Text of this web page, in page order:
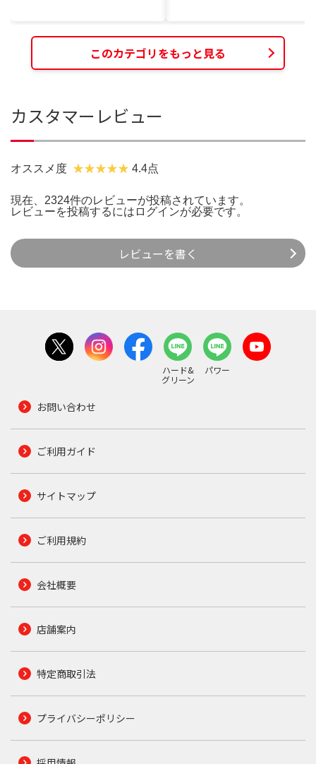
このカテゴリをもっと見る
カスタマーレビュー
オススメ度 4.4点
現在、2324件のレビューが投稿されています。
レビューを投稿するには ログインが必要です。
レビューを書く
ハード&
グリーン
パワー
お問い合わせ
ご利用ガイド
サイトマップ
ご利用規約
会社概要
店舗案内
特定商取引法
プライバシーポリシー